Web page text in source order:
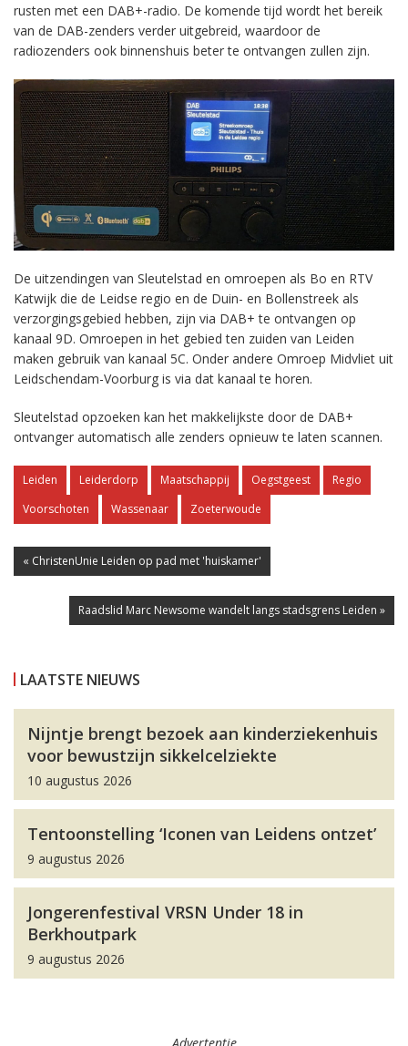
rusten met een DAB+-radio. De komende tijd wordt het bereik
van de DAB-zenders verder uitgebreid, waardoor de
radiozenders ook binnenshuis beter te ontvangen zullen zijn.
De uitzendingen van Sleutelstad en omroepen als Bo en RTV
Katwijk die de Leidse regio en de Duin- en Bollenstreek als
verzorgingsgebied hebben, zijn via DAB+ te ontvangen op
kanaal 9D. Omroepen in het gebied ten zuiden van Leiden
maken gebruik van kanaal 5C. Onder andere Omroep Midvliet uit
Leidschendam-Voorburg is via dat kanaal te horen.
Sleutelstad opzoeken kan het makkelijkste door de DAB+
ontvanger automatisch alle zenders opnieuw te laten scannen.
Leiden Leiderdorp Maatschappij Oegstgeest
Regio
Voorschoten
Wassenaar Zoeterwoude
« ChristenUnie Leiden op pad met 'huiskamer'
Raadslid Marc Newsome wandelt langs stadsgrens Leiden »
LAATSTE NIEUWS
Nijntje brengt bezoek aan kinderziekenhuis
voor bewustzijn sikkelcelziekte
10 augustus 2026
Tentoonstelling ‘Iconen van Leidens ontzet’
9 augustus 2026
Jongerenfestival VRSN Under 18 in
Berkhoutpark
9 augustus 2026